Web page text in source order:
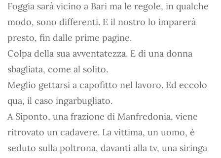
Foggia sarà vicino a Bari ma le regole, in qualche
modo, sono differenti. E il nostro lo imparerà
presto, fin dalle prime pagine.
Colpa della sua avventatezza. E di una donna
sbagliata, come al solito.
Meglio gettarsi a capofitto nel lavoro. Ed eccolo
qua, il caso ingarbugliato.
A Siponto, una frazione di Manfredonia, viene
ritrovato un cadavere. La vittima, un uomo, è
seduto sulla poltrona, davanti alla tv, una siringa